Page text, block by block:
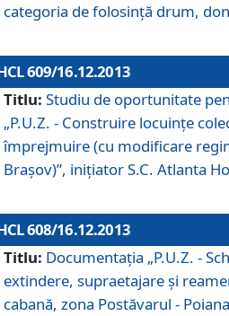
categoria de folosinţă drum,
609/16.12.2013
Titlu: Studiu de oportunitate
„P.U.Z. - Construire locuinţe
împrejmuire (cu modificare
Braşov)”, iniţiator S.C. Atlanta
608/16.12.2013
Titlu: Documentaţia „P.U.Z. -
extindere, supraetajare şi
cabană, zona Postăvarul -